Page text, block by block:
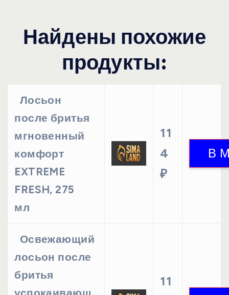
Найдены похожие
продукты:
Лосьон
после бритья
мгновенный
комфорт
EXTREME
FRESH, 275
мл
11
4
₽
Освежающий
лосьон после
бритья
11